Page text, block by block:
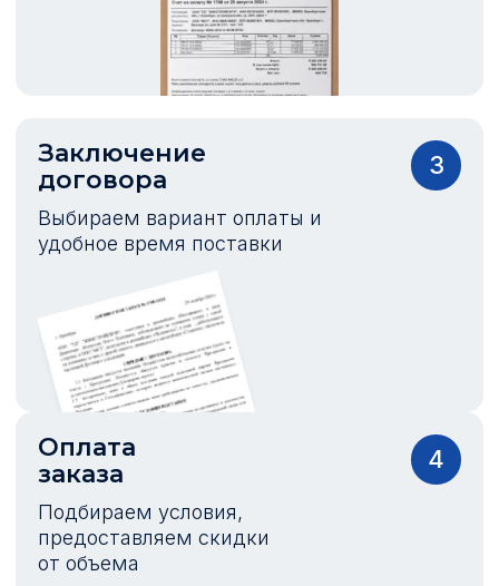
Заключение
договора
Выбираем вариант оплаты и
удобное время поставки
3
Оплата
заказа
Подбираем условия,
предоставляем скидки
от объема
4